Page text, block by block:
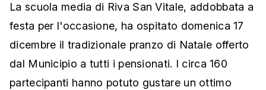
La scuola media di Riva San Vitale, addobbata a
festa per l'occasione, ha ospitato domenica 17
dicembre il tradizionale pranzo di Natale offerto
dal Municipio a tutti i pensionati. I circa 160
partecipanti hanno potuto gustare un ottimo